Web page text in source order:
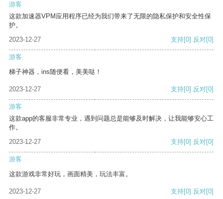
游客
这款加速器VPM应用程序已经为我们带来了无限的隐私保护和安全性保
护。
2023-12-27
支持[0] 反对[0]
游客
梯子神器，ins随便看，美美哒！
2023-12-27 支持[0] 反对[0]
游客
这款app的客服非常专业，遇到问题总是能够及时解决，让我能够安心工
作。
2023-12-27
支持[0] 反对[0]
游客
这款游戏非常好玩，画面精美，玩法丰富。
2023-12-27 支持[0] 反对[0]